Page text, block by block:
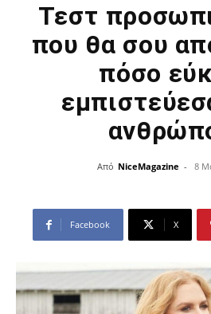
Τεστ
που θα σου
πόσο
Από NiceMagazine - 8
Facebook X